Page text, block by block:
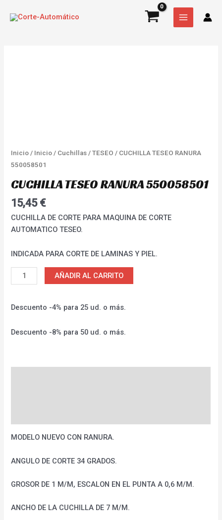
MAIN
MENU
Inicio / Inicio / Cuchillas /TESEO / CUCHILLA TESEO RANURA
550058501
CUCHILLA TESEO RANURA 550058501
15,45 €
CUCHILLA DE CORTE PARA MAQUINA DE CORTE
AUTOMATICO TESEO.
INDICADA PARA CORTE DE LAMINAS Y PIEL.
AÑADIR AL CARRITO
Descuento -4% para 25 ud. o más.
Descuento -8% para 50 ud. o más.
MODELO NUEVO CON RANURA.
ANGULO DE CORTE 34 GRADOS.
GROSOR DE 1 M/M, ESCALON EN EL PUNTA A 0,6 M/M.
ANCHO DE LA CUCHILLA DE 7 M/M.
550058501
cantidad